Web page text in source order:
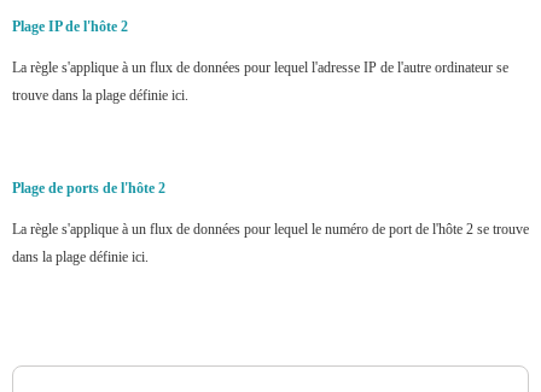
Plage IP de l'hôte 2
La règle s'applique à un flux de données pour lequel l'adresse IP de l'autre ordinateur se
trouve dans la plage définie ici.
Plage de ports de l'hôte 2
La règle s'applique à un flux de données pour lequel le numéro de port de l'hôte 2 se trouve
dans la plage définie ici.